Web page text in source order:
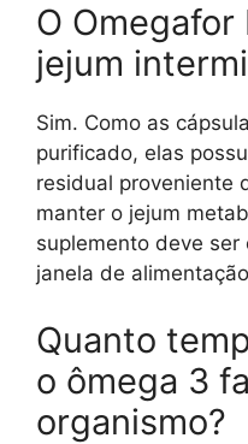
O Omegafor
jejum
Sim. Como as
purificado, elas
residual proveniente
manter o jejum
suplemento deve
janela de
Quanto
o ômega 3
organismo?